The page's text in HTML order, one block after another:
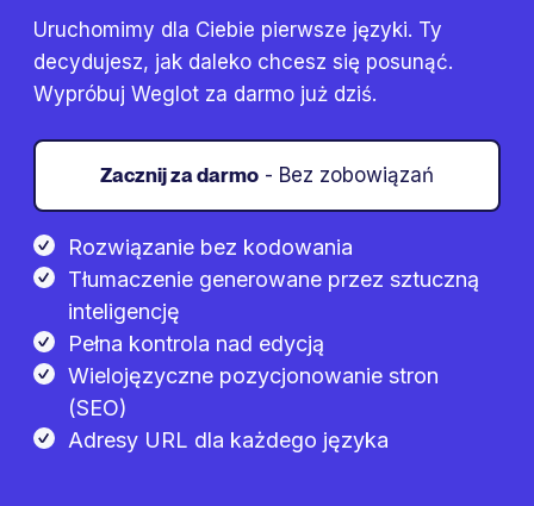
Uruchomimy dla Ciebie pierwsze języki. Ty
decydujesz, jak daleko chcesz się posunąć.
Wypróbuj Weglot za darmo już dziś.
Zacznij za darmo - Bez zobowiązań
Rozwiązanie bez kodowania
Tłumaczenie generowane przez sztuczną
inteligencję
Pełna kontrola nad edycją
Wielojęzyczne pozycjonowanie stron
(SEO)
Adresy URL dla każdego języka